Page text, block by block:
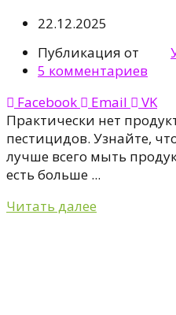
22.12.2025
Публикация от
5 комментариев
Facebook
Email
VK
Практически нет
пестицидов. Узнайте,
лучше всего мыть
есть больше ...
Читать далее